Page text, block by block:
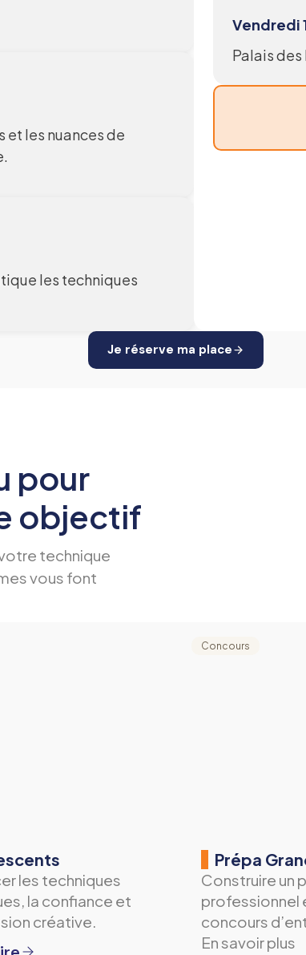
et les nuances de
les techniques
Vendredi
Palais
Je réserve ma place
pour
objectif
technique
vous font
les techniques
la confiance et
créative.
Concours
Prépa
Construire un
professionnel
concours
En savoir plus